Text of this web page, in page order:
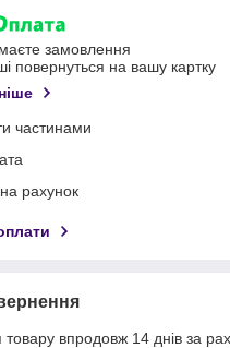
замовлення
повернуться на вашу картку
частинами
рахунок
впродовж 14 днів за